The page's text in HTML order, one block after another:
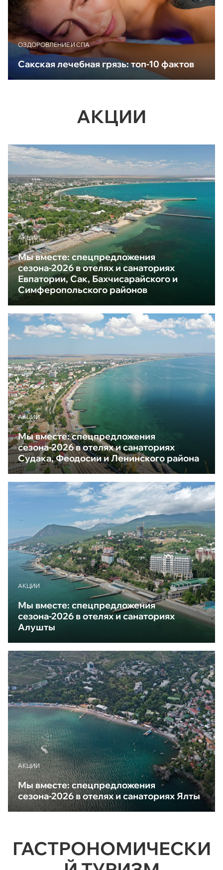
ОЗДОРОВЛЕНИЕ И СПА
Сакская лечебная грязь: топ-10 фактов
АКЦИИ
АКЦИИ
Мы вместе: спецпредложения
сезона-2026 в отелях и санаториях
Евпатории, Сак, Бахчисарайского и
Симферопольского районов
АКЦИИ
Мы вместе: спецпредложения
сезона-2026 в отелях и санаториях
Судака, Феодосии и Ленинского района
АКЦИИ
Мы вместе: спецпредложения
сезона-2026 в отелях и санаториях
Алушты
АКЦИИ
Мы вместе: спецпредложения
сезона-2026 в отелях и санаториях Ялты
ГАСТРОНОМИЧЕСКИ